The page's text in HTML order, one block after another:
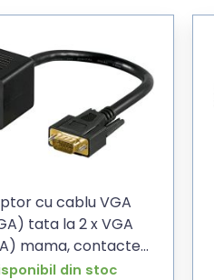
cu cablu VGA
tata la 2 x VGA
mama, contacte
auritedin stoc